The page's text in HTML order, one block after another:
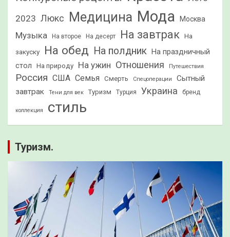
2023 Люкс Медицина Мода Москва
Музыка На второе На десерт На завтрак На
закуску На обед На полдник
На праздничный
стол
На природу На ужин Отношения Путешествия
Россия США Семья Смерть Спецоперации
Сытный
завтрак
Тени для век Туризм Турция Украина бренд
коллекция стиль
Туризм.